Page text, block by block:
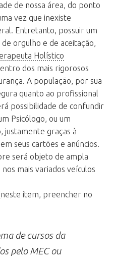
de nossa área, do ponto
vez que inexiste
Entretanto, possuir um
orgulho e de aceitação,
Holístico
dos mais rigorosos
A população, por sua
quanto ao profissional
possibilidade de confundir
Psicólogo, ou um
justamente graças à
seus cartões e anúncios.
será objeto de ampla
mais variados veículos
item, preencher no
de cursos da
pelo MEC ou